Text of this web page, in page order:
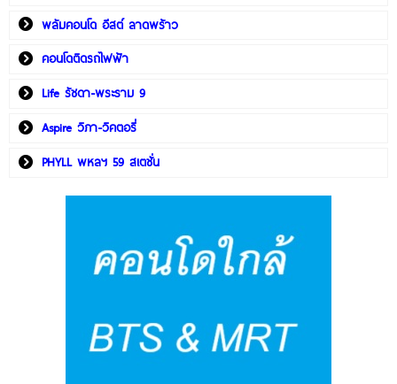
พลัมคอนโด อีสต์ ลาดพร้าว
คอนโดติดรถไฟฟ้า
Life รัชดา-พระราม 9
Aspire วิภา-วิคตอรี่
PHYLL พหลฯ 59 สเตชั่น